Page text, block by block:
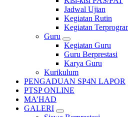
Jadwal Ujian
Kegiatan Rutin
Kegiatan
Guru
Kegiatan Guru
Guru Berprestasi
Karya Guru
Kurikulum
PENGADUAN SP4N LAPOR
PTSP ONLINE
MA’HAD
GALERI